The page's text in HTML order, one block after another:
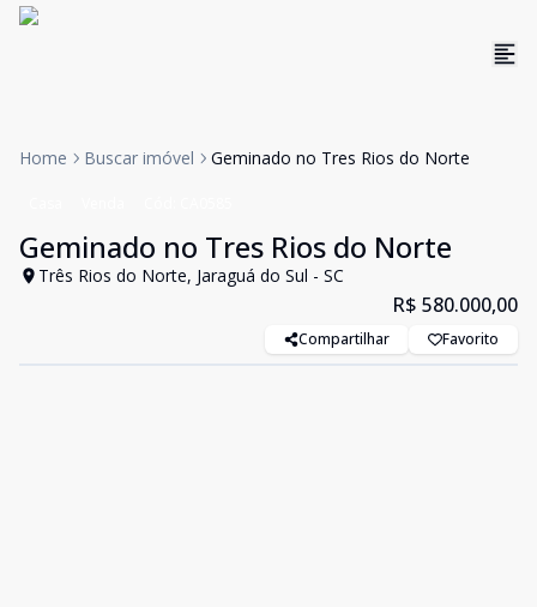
Home Buscar imóvel Geminado no Tres Rios do Norte
Geminado no Tres Rios do Norte
Três Rios do Norte, Jaraguá do Sul - SC
R$ 580.000,00
Compartilhar Favorito